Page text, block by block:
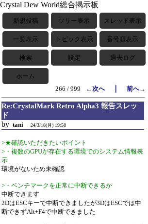
Crystal Dew World総合掲示板
新規投稿 ツリー表示 スレッド表示
一覧表示 トピック表示 番号順表示
検索 設定 過去ログ
ホーム
266 / 999
←次へ｜ 前へ→
Re:CrystalMark Retro Alpha3 報告スレッ
ド
by tani 24/3/18(月) 19:58
>★確認いただきたいポイント
>・複数のGPUが存在する環境でのシステム情報表
示
環境がないため未確認
>・ベンチマークを正常に中断できるか
中断できます
2DはESCキーで中断できましたが3DはESCでは中
断できずAlt+F4で中断できました